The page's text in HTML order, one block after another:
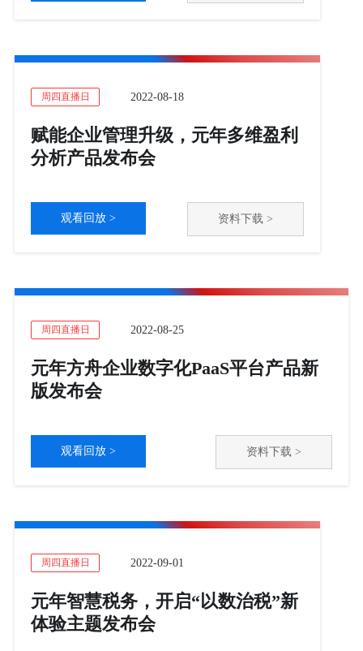
周四直播日 2022-08-18
赋能企业管理升级，元年多维盈利
分析产品发布会
观看回放 > 资料下载 >
周四直播日 2022-08-25
元年方舟企业数字化PaaS平台产品新
版发布会
观看回放 > 资料下载 >
周四直播日 2022-09-01
元年智慧税务，开启“以数治税”新
体验主题发布会